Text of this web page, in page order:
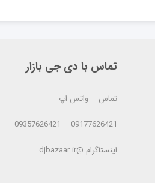
تماس با دی جی بازار
تماس – واتس اپ
09177626421 – 09357626421
اینستاگرام @djbazaar.ir